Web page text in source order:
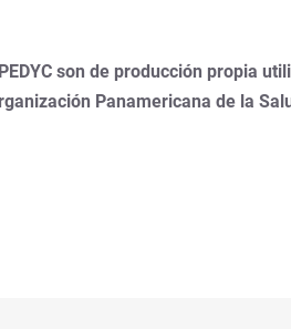
son de producción propia
Panamericana de la